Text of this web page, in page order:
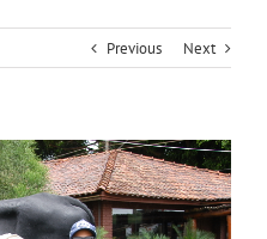
Previous Next